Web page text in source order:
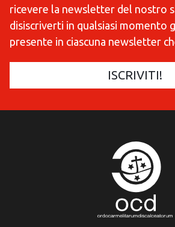
ricevere la newsletter del nostro
disiscriverti in qualsiasi momento
presente in ciascuna newsletter